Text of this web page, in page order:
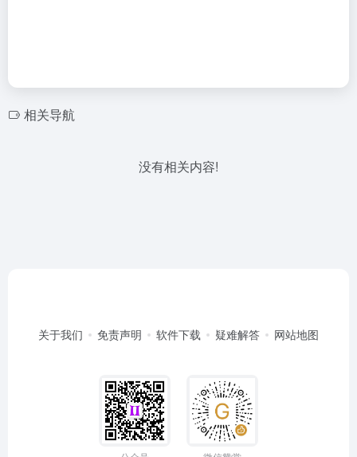
相关导航
没有相关内容!
关于我们 免责声明 软件下载 疑难解答 网站地图